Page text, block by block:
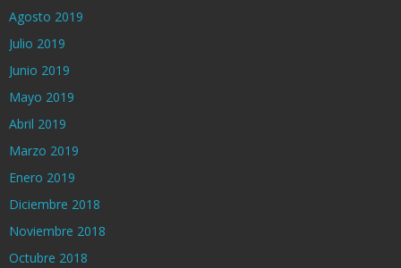
Agosto 2019
Julio 2019
Junio 2019
Mayo 2019
Abril 2019
Marzo 2019
Enero 2019
Diciembre 2018
Noviembre 2018
Octubre 2018